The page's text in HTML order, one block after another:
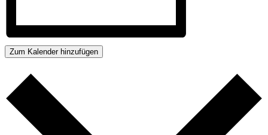
Zum Kalender hinzufügen